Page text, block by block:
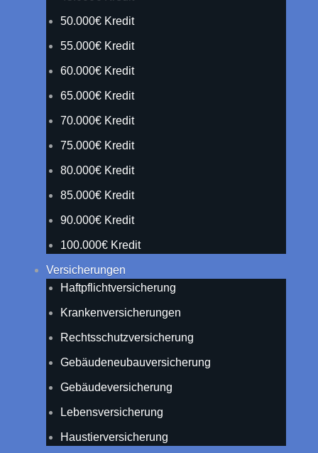
50.000€ Kredit
55.000€ Kredit
60.000€ Kredit
65.000€ Kredit
70.000€ Kredit
75.000€ Kredit
80.000€ Kredit
85.000€ Kredit
90.000€ Kredit
100.000€ Kredit
Versicherungen
Haftpflichtversicherung
Krankenversicherungen
Rechtsschutzversicherung
Gebäudeneubauversicherung
Gebäudeversicherung
Lebensversicherung
Haustierversicherung